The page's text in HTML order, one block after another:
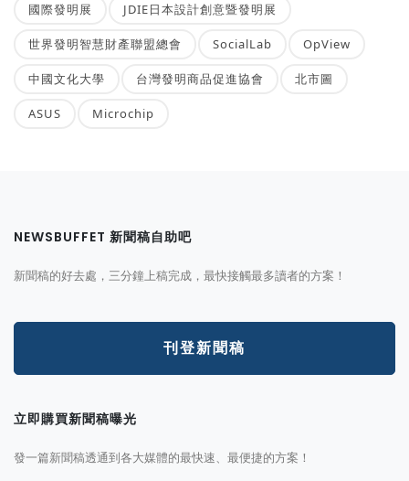
國際發明展 JDIE日本設計創意暨發明展
世界發明智慧財產聯盟總會 SocialLab OpView
中國文化大學 台灣發明商品促進協會 北市圖
ASUS Microchip
NEWSBUFFET 新聞稿自助吧
新聞稿的好去處，三分鐘上稿完成，最快接觸最多讀者的方案！
刊登新聞稿
立即購買新聞稿曝光
發一篇新聞稿透通到各大媒體的最快速、最便捷的方案！